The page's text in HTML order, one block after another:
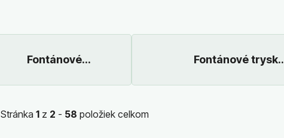
Fontánové
Fontánové trysky
Stránka 1 z 2 - 58 položiek celkom